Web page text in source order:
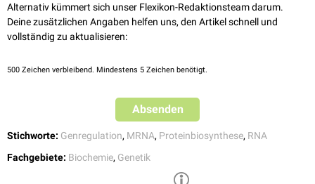
Alternativ kümmert sich unser Flexikon-Redaktionsteam darum.
Deine zusätzlichen Angaben helfen uns, den Artikel schnell und
vollständig zu aktualisieren:
500 Zeichen verbleibend. Mindestens 5 Zeichen benötigt.
Absenden
Stichworte: Genregulation, MRNA, Proteinbiosynthese, RNA
Fachgebiete: Biochemie, Genetik